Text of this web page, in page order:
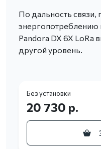
По дальность
энергопотреблению
Pandora DX 6X LoRa
другой уровень.
Без установки
20 730 р.